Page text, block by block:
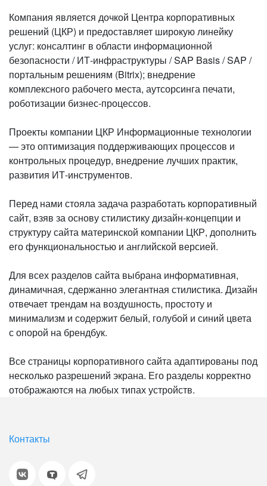
Компания является дочкой Центра корпоративных
решений (ЦКР) и предоставляет широкую линейку
услуг: консалтинг в области информационной
безопасности / ИТ-инфраструктуры / SAP Basis / SAP /
портальным решениям (Bitrix); внедрение
комплексного рабочего места, аутсорсинга печати,
роботизации бизнес-процессов.
Проекты компании ЦКР Информационные технологии
— это оптимизация поддерживающих процессов и
контрольных процедур, внедрение лучших практик,
развития ИТ-инструментов.
Перед нами стояла задача разработать корпоративный
сайт, взяв за основу стилистику дизайн-концепции и
структуру сайта материнской компании ЦКР, дополнить
его функциональностью и английской версией.
Для всех разделов сайта выбрана информативная,
динамичная, сдержанно элегантная стилистика. Дизайн
отвечает трендам на воздушность, простоту и
минимализм и содержит белый, голубой и синий цвета
с опорой на брендбук.
Все страницы корпоративного сайта адаптированы под
несколько разрешений экрана. Его разделы корректно
отображаются на любых типах устройств.
Контакты